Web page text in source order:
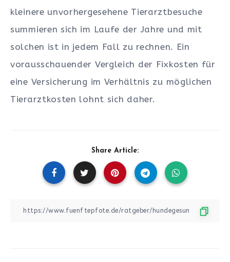
kleinere unvorhergesehene Tierarztbesuche
summieren sich im Laufe der Jahre und mit
solchen ist in jedem Fall zu rechnen. Ein
vorausschauender Vergleich der Fixkosten für
eine Versicherung im Verhältnis zu möglichen
Tierarztkosten lohnt sich daher.
Share Article: